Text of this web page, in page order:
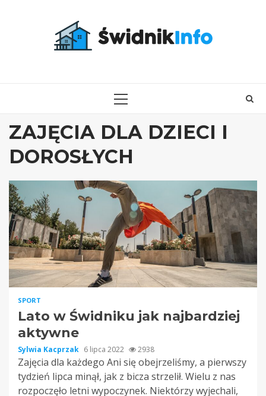
PRIMARY
ZAJĘCIA DLA DZIECI I
DOROSŁYCH
SPORT
Lato w Świdniku jak najbardziej
aktywne
Sylwia Kacprzak 6 lipca 2022 2938
Zajęcia dla każdego Ani się obejrzeliśmy, a pierwszy
tydzień lipca minął, jak z bicza strzelił. Wielu z nas
rozpoczęło letni wypoczynek. Niektórzy wyjechali,